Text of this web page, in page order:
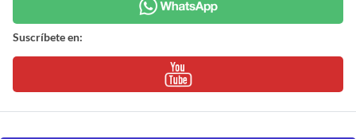
Suscríbete en: